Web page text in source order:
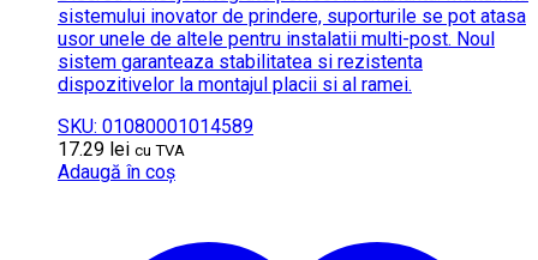
sistemului inovator de prindere, suporturile se pot atasa
usor unele de altele pentru instalatii multi-post. Noul
sistem garanteaza stabilitatea si rezistenta
dispozitivelor la montajul placii si al ramei.
SKU: 01080001014589
17.29 lei cu TVA
Adaugă în coș